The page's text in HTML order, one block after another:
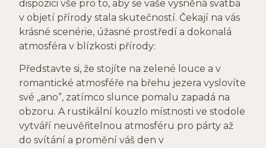
dispozici vše pro to, aby se vaše vysněná svatba
v objetí přírody stala skutečností. Čekají na vás
krásné scenérie, úžasné prostředí a dokonalá
atmosféra v blízkosti přírody:
Představte si, že stojíte na zelené louce a v
romantické atmosféře na břehu jezera vyslovíte
své „ano”, zatímco slunce pomalu zapadá na
obzoru. A rustikální kouzlo místnosti ve stodole
vytváří neuvěřitelnou atmosféru pro párty až
do svítání a promění váš den v